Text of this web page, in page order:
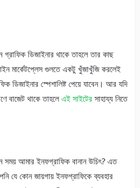
ডিজাইনার থাকে তাহলে তার কাছ
মার্কেটপ্লেস গুলতে একটু খুঁজাখুঁজি করলেই
ডিজাইনার স্পেশালিষ্ট পেয়ে যাবেন। আর যদি
বাজেট থাকে তাহলে এই সাইটেরসাহায্য নিতে
আমার ইনফগ্রাফিক বানান উচিৎ? এত
যে কোন জায়গায় ইনফগ্রাফিকে ব্যবহার